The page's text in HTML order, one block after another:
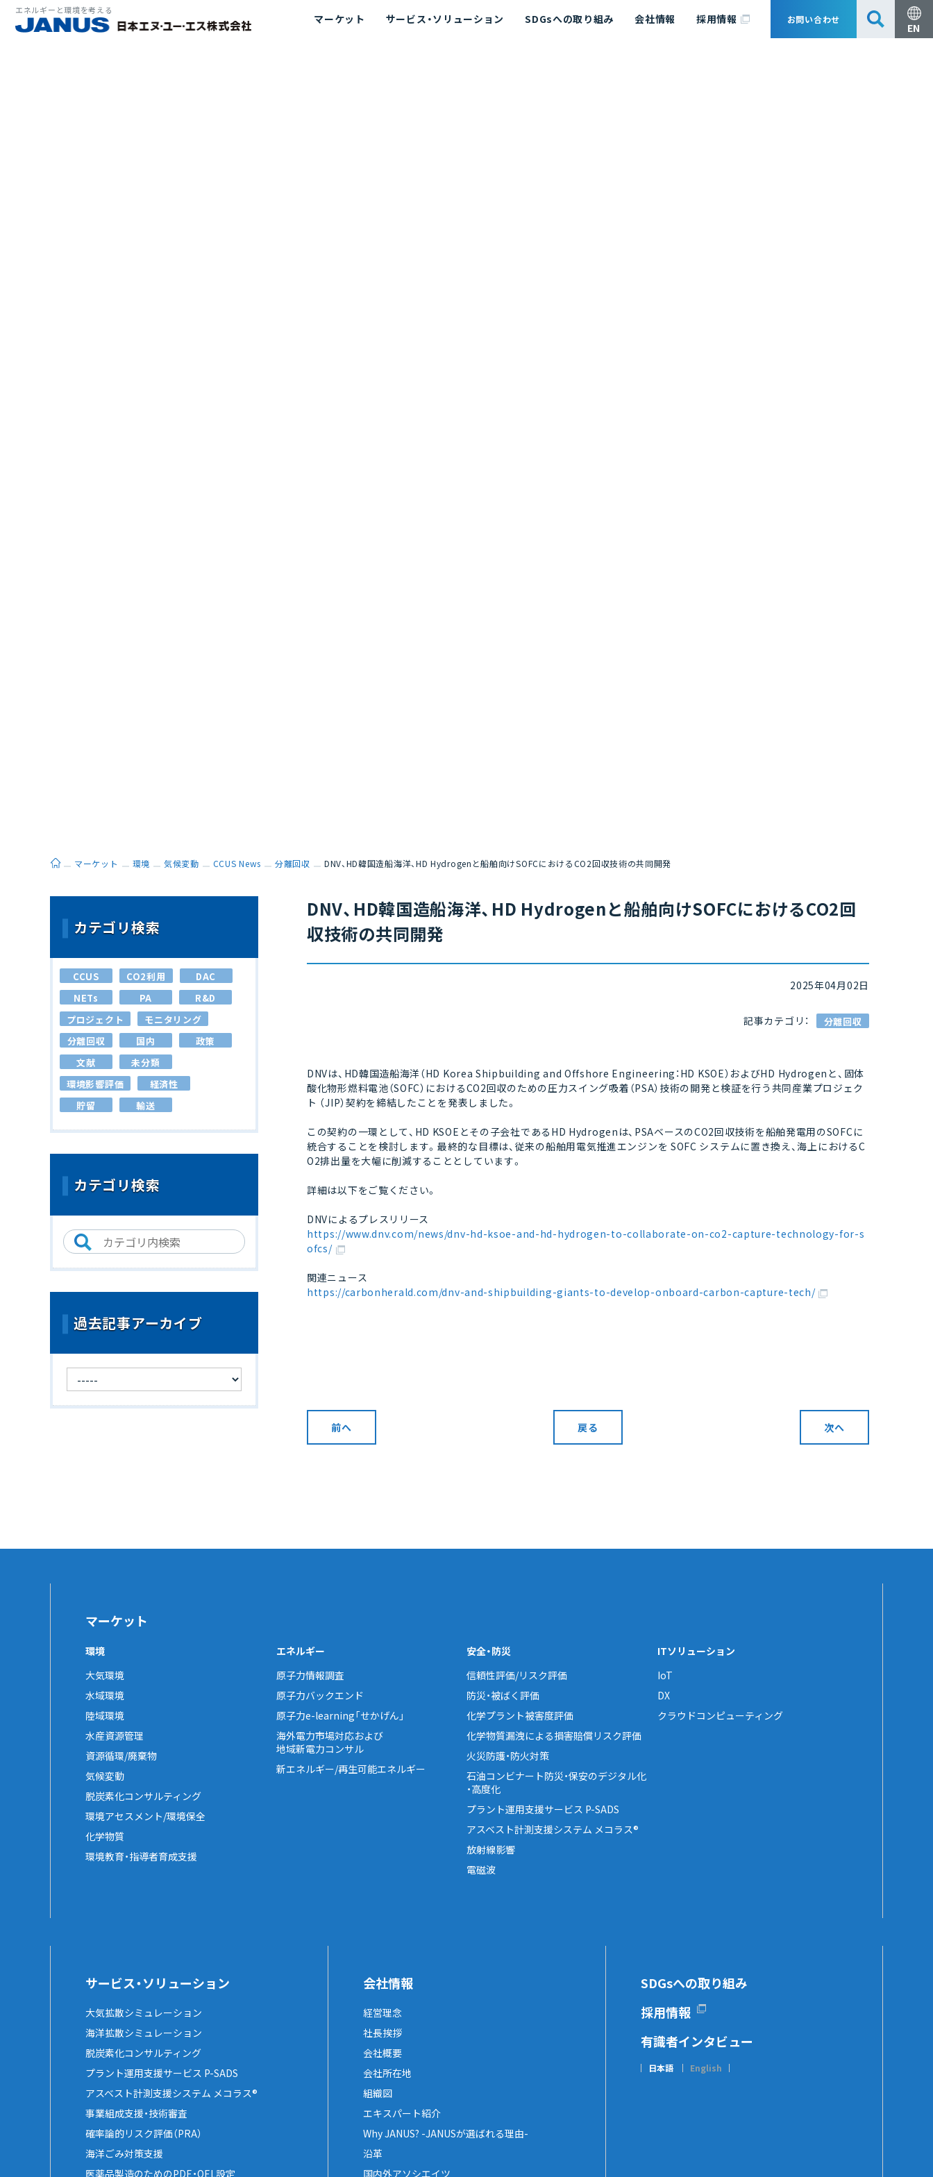
エネルギーと環境を考える
マーケット サービス・ソリューション SDGsへの取り組み 会社情報 採用情報 お問い合わせ
EN
ホームマーケット 環境 気候変動 CCUS News 分離回収 DNV、HD韓国造船海洋、HD Hydrogenと船舶向けSOFCにおけるCO2回収技術の共同開発
DNV、HD韓国造船海洋、HD Hydrogenと船舶向けSOFCにおけるCO2回
収技術の共同開発
2025年04月02日
記事カテゴリ： 分離回収
DNVは、HD韓国造船海洋（HD Korea Shipbuilding and Offshore Engineering：HD KSOE）およびHD Hydrogenと、固体
酸化物形燃料電池（SOFC）におけるCO2回収のための圧力スイング吸着（PSA）技術の開発と検証を行う共同産業プロジェク
ト （JIP）契約を締結したことを発表しました。
この契約の一環として、HD KSOEとその子会社であるHD Hydrogenは、PSAベースのCO2回収技術を船舶発電用のSOFCに
統合することを検討します。最終的な目標は、従来の船舶用電気推進エンジンを SOFC システムに置き換え、海上におけるC
O2排出量を大幅に削減することとしています。
詳細は以下をご覧ください。
DNVによるプレスリリース
https://www.dnv.com/news/dnv-hd-ksoe-and-hd-hydrogen-to-collaborate-on-co2-capture-technology-for-s
ofcs/
関連ニュース
https://carbonherald.com/dnv-and-shipbuilding-giants-to-develop-onboard-carbon-capture-tech/
前へ 戻る 次へ
カテゴリ検索
CCUS CO2利用
DAC
NETs
PA
R&D
プロジェクト
モニタリング
分離回収
国内
政策
文献
未分類
環境影響評価
経済性
貯留
輸送
カテゴリ検索
過去記事アーカイブ
マーケット
環境
大気環境
水域環境
陸域環境
水産資源管理
資源循環/廃棄物
気候変動
脱炭素化コンサルティング
環境アセスメント/環境保全
化学物質
環境教育・指導者育成支援
エネルギー
原子力情報調査
原子力バックエンド
原子力e-learning「せかげん」
海外電力市場対応および
地域新電力コンサル
新エネルギー/再生可能エネルギー
安全・防災
信頼性評価/リスク評価
防災・被ばく評価
化学プラント被害度評価
化学物質漏洩による損害賠償リスク評価
火災防護・防火対策
石油コンビナート防災・保安のデジタル化
・高度化
プラント運用支援サービス P-SADS
アスベスト計測支援システム メコラス®
放射線影響
電磁波
ITソリューション
IoT
DX
クラウドコンピューティング
サービス・ソリューション
大気拡散シミュレーション
海洋拡散シミュレーション
脱炭素化コンサルティング
プラント運用支援サービス P-SADS
アスベスト計測支援システム メコラス®
事業組成支援・技術審査
確率論的リスク評価（PRA）
海洋ごみ対策支援
医薬品製造のためのPDE・OEL設定
会社情報
経営理念
社長挨拶
会社概要
会社所在地
組織図
エキスパート紹介
Why JANUS? -JANUSが選ばれる理由-
沿革
国内外アソシエイツ
SDGsへの取り組み
採用情報
有識者インタビュー
日本語 English